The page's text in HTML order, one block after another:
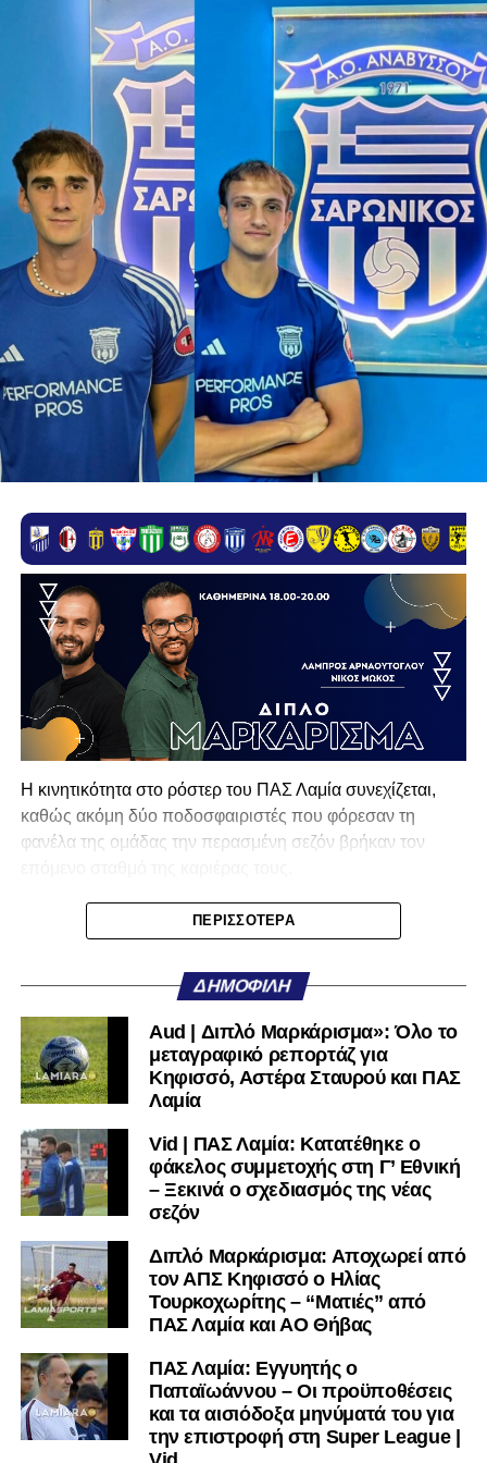
Η κινητικότητα στο ρόστερ του ΠΑΣ Λαμία συνεχίζεται,
καθώς ακόμη δύο ποδοσφαιριστές που φόρεσαν τη
φανέλα της ομάδας την περασμένη σεζόν βρήκαν τον
Ο λόγος για τον Βασίλη Τρούμπουλο και τον Χρυσόστομο
Στάγκο, οι οποίοι θα συνεχίσουν μαζί την ποδοσφαιρική
τους πορεία στον Σαρωνικό Αναβύσσου, με τον σύλλογο
να ανακοινώνει επίσημα την απόκτησή τους.
Ιδιαίτερο ενδιαφέρον παρουσιάζει η περίπτωση του
Βασίλη Τρούμπουλου, ο οποίος βρέθηκε στο στόχαστρο
αρκετών ομάδων το φετινό καλοκαίρι. Ανάμεσα στους
του ήταν η Κόρινθος και ο Ιωνικός, με την ομάδα της
Κορίνθου να εμφανίζεται για μεγάλο χρονικό διάστημα ως
το φαβορί για την υπογραφή του. Ωστόσο, η εξέλιξη ήταν
διαφορετική, καθώς ο 23χρονος αμυντικός επέλεξε τελικά
τον Σαρωνικό Αναβύσσου, όπου θα συναντήσει ξανά τον
πρώην συμπαίκτη του στον ΠΑΣ Λαμία, Χρυσόστομο
Στάγκο.
Η ανακοίνωση για τον Βασίλη Τρούμπουλο
«Ο Α.Ο. Σαρωνικός Αναβύσσου ανακοινώνει την
απόκτηση του ποδοσφαιριστή Βασίλη Τρούμπουλου.
ΠΕΡΙΣΣΌΤΕΡΑ
ΔΗΜΟΦΙΛΉ
Aud | Διπλό Μαρκάρισμα»: Όλο το
μεταγραφικό ρεπορτάζ για
Κηφισσό, Αστέρα Σταυρού και ΠΑΣ
Λαμία
Vid | ΠΑΣ Λαμία: Κατατέθηκε ο
φάκελος συμμετοχής στη Γ’ Εθνική
– Ξεκινά ο σχεδιασμός της νέας
σεζόν
Διπλό Μαρκάρισμα: Αποχωρεί από
τον ΑΠΣ Κηφισσό ο Ηλίας
Τουρκοχωρίτης – “Ματιές” από
ΠΑΣ Λαμία και ΑΟ Θήβας
ΠΑΣ Λαμία: Εγγυητής ο
Παπαϊωάννου – Οι προϋποθέσεις
και τα αισιόδοξα μηνύματά του για
την επιστροφή στη Super League |